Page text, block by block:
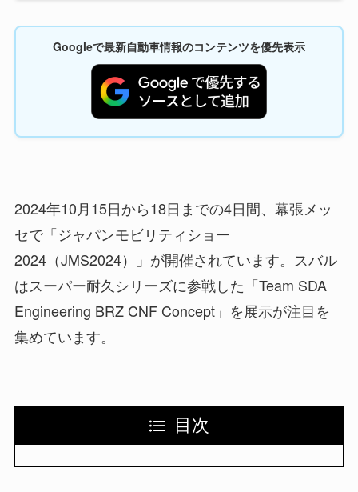
Googleで最新自動車情報のコンテンツを優先表示
2024年10月15日から18日までの4日間、幕張メッ
セで「ジャパンモビリティショー
2024（JMS2024）」が開催されています。スバル
はスーパー耐久シリーズに参戦した「Team SDA
Engineering BRZ CNF Concept」を展示が注目を
集めています。
目次